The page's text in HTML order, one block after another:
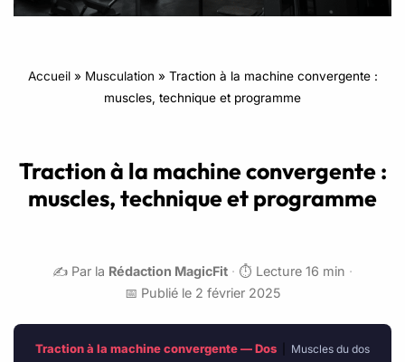
Accueil» Musculation » Traction à la machine convergente :
muscles, technique et programme
Traction à la machine convergente :
muscles, technique et programme
✍️ Par la Rédaction MagicFit · ⏱️ Lecture 16 min ·
📅 Publié le 2 février 2025
Traction à la machine convergente — Dos
Muscles du dos